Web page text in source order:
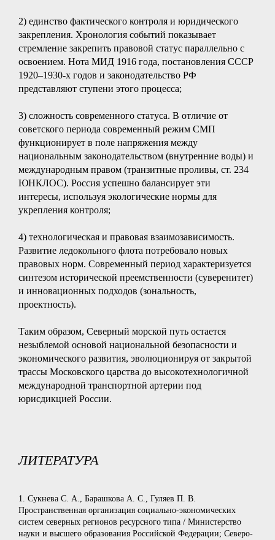
2) единство фактического контроля и юридического
закрепления. Хронология событий показывает
стремление закрепить правовой статус параллельно с
освоением. Нота МИД 1916 года, постановления СССР
1920–1930-х годов и законодательство РФ
представляют ступени этого процесса;
3) сложность современного статуса. В отличие от
советского периода современный режим СМП
функционирует в поле напряжения между
национальным законодательством (внутренние воды) и
международным правом (транзитные проливы, ст. 234
ЮНКЛОС). Россия успешно балансирует эти
интересы, используя экологические нормы для
укрепления контроля;
4) технологическая и правовая взаимозависимость.
Развитие ледокольного флота потребовало новых
правовых норм. Современный период характеризуется
синтезом исторической преемственности (суверенитет)
и инновационных подходов (зональность,
проектность).
Таким образом, Северный морской путь остается
незыблемой основой национальной безопасности и
экономического развития, эволюционируя от закрытой
трассы Московского царства до высокотехнологичной
международной транспортной артерии под
юрисдикцией России.
ЛИТЕРАТУРА
1. Сукнева С. А., Барашкова А. С., Гуляев П. В.
Пространственная организация социально-экономических
систем северных регионов ресурсного типа / Министерство
науки и высшего образования Российской Федерации; Северо-